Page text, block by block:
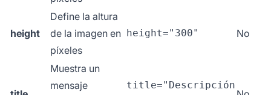
height
Define la altura
de la imagen en
píxeles
height="300" No
Muestra un
mensaje
title="Descripción